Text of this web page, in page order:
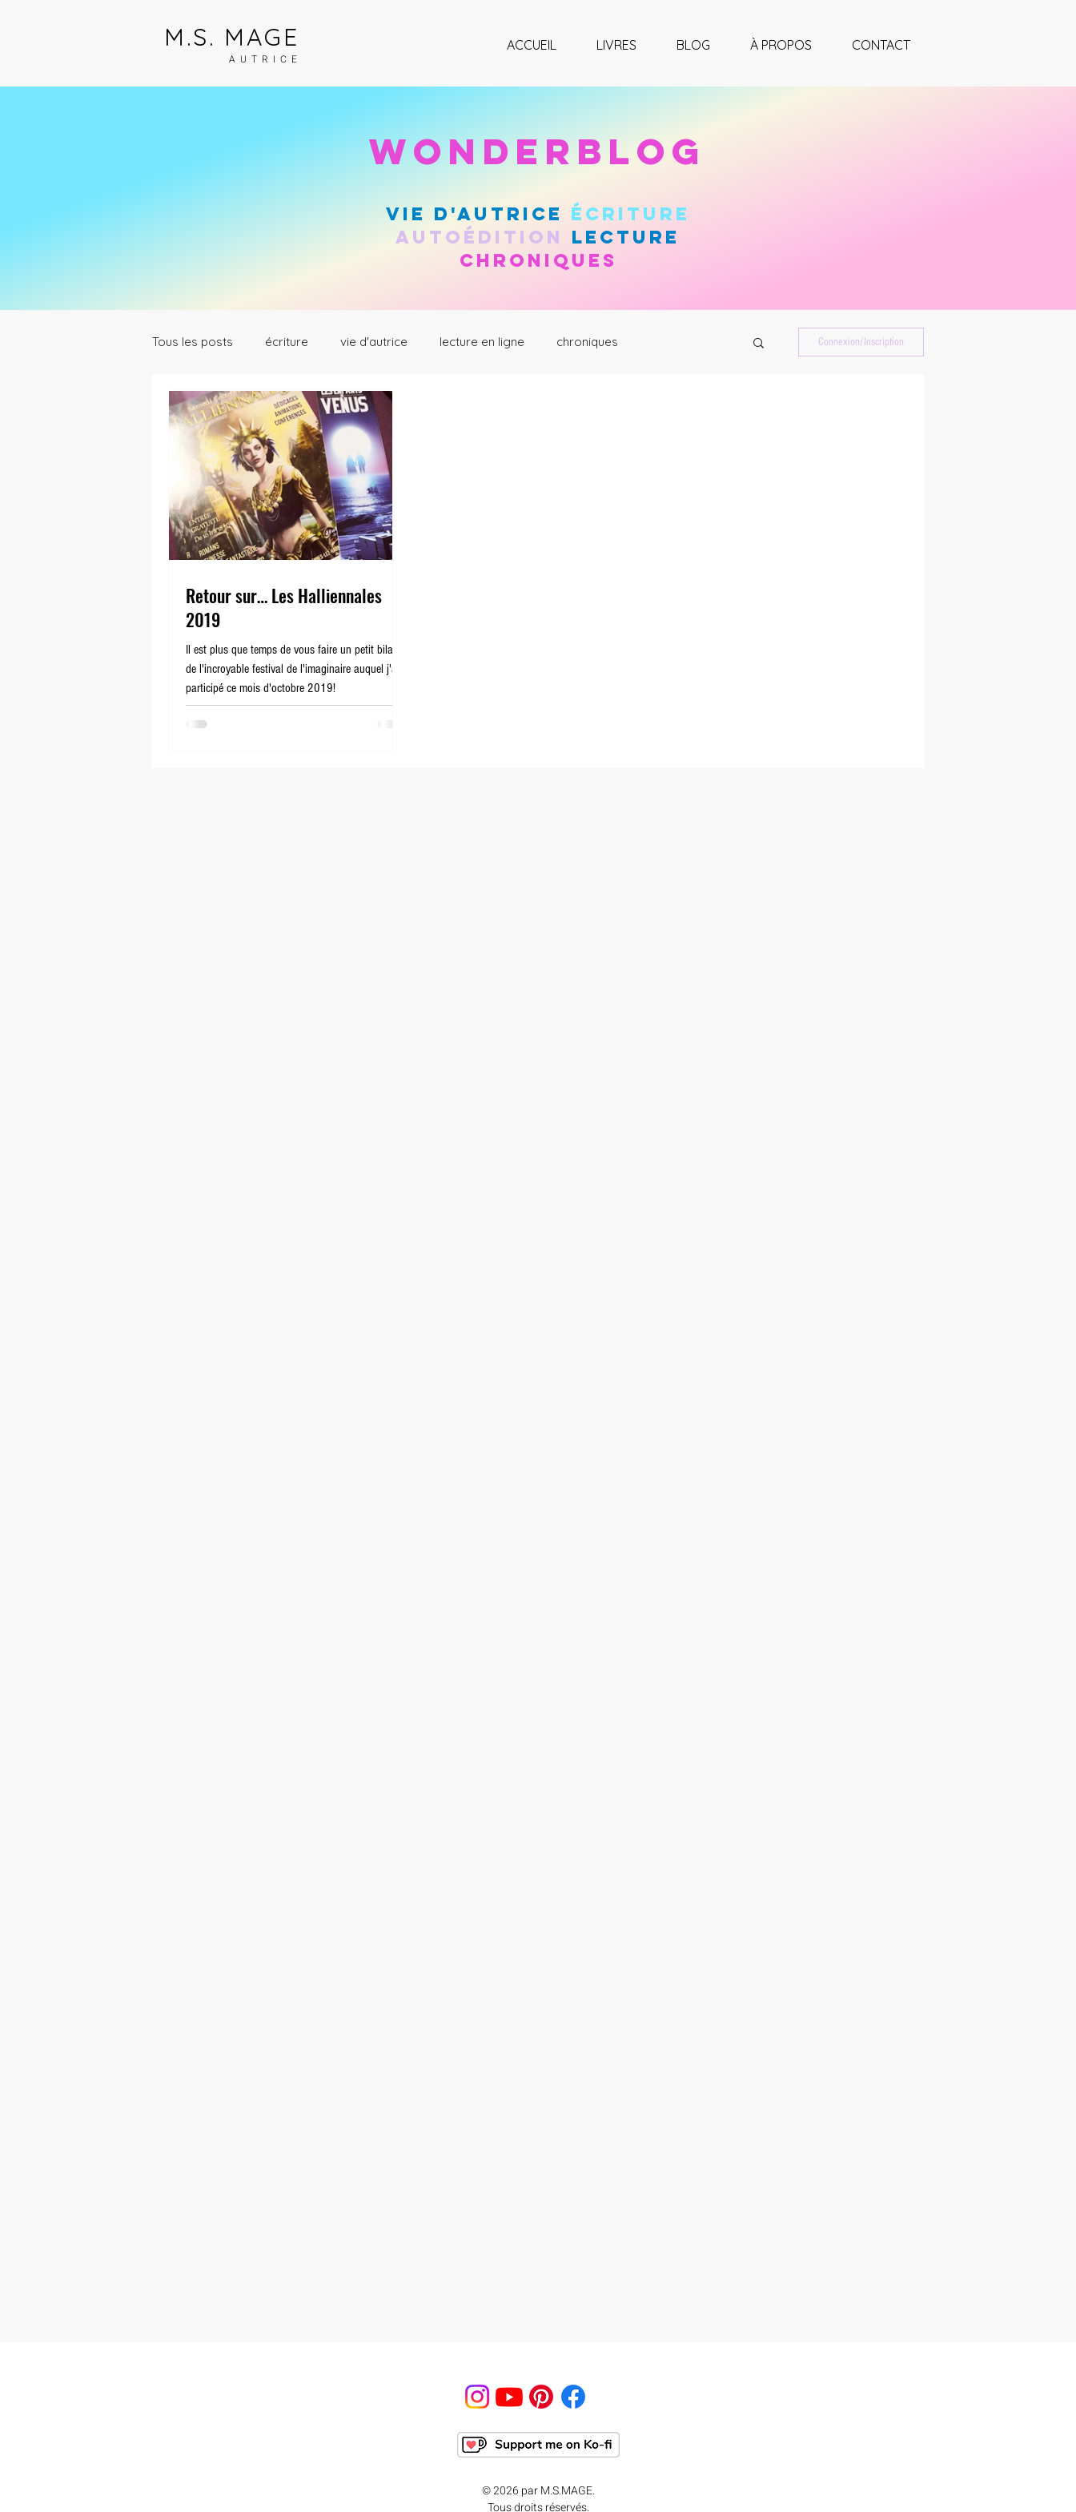
M.S. MAGE
AUTRICE
ACCUEIL LIVRES BLOG À PROPOS CONTACT
wonderblog
vie d'autrice Écriture
autoÉdition
lecture
chroniques
Tous les posts écriture vie d'autrice lecture en ligne chroniques
Les Enfants de Vénus Le Dernier Vidéoclub
Connexion/Inscription
Retour sur… Les Halliennales
2019
Il est plus que temps de vous faire un petit bilan
de l'incroyable festival de l'imaginaire auquel j'ai
participé ce mois d'octobre 2019!
© 2026 par M.S.MAGE.
Tous droits réservés.